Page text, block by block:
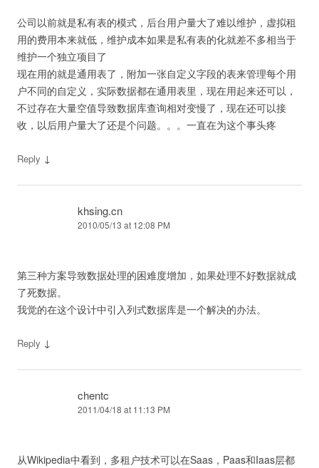
公司以前就是私有表的模式，后台用户量大了难以维护，虚拟租
用的费用本来就低，维护成本如果是私有表的化就差不多相当于
维护一个独立项目了
现在用的就是通用表了，附加一张自定义字段的表来管理每个用
户不同的自定义，实际数据都在通用表里，现在用起来还可以，
不过存在大量空值导致数据库查询相对变慢了，现在还可以接
收，以后用户量大了还是个问题。。。一直在为这个事头疼
Reply ↓
khsing.cn
2010/05/13 at 12:08 PM
第三种方案导致数据处理的困难度增加，如果处理不好数据就成
了死数据。
我觉的在这个设计中引入列式数据库是一个解决的办法。
Reply ↓
chentc
2011/04/18 at 11:13 PM
从Wikipedia中看到，多租户技术可以在Saas，Paas和Iaas层都